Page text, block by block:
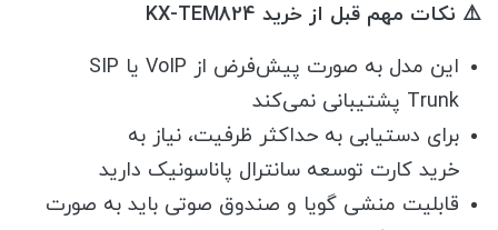
⚠️ نکات مهم قبل از خرید KX-TEM824
این مدل به صورت پیش‌فرض از VoIP یا SIP
Trunk پشتیبانی نمی‌کند
برای دستیابی به حداکثر ظرفیت، نیاز به
خرید کارت توسعه سانترال پاناسونیک دارید
قابلیت منشی گویا و صندوق صوتی باید به صورت